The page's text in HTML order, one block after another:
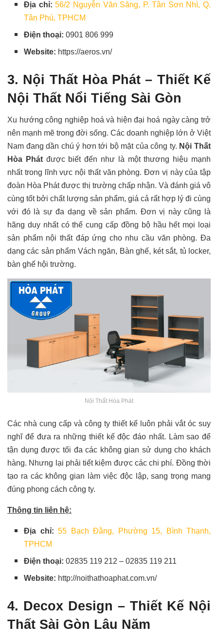
Địa chỉ: 56/2 Nguyễn Văn Săng, P. Tân Sơn Nhì, Q.
Tân Phú, TPHCM
Điện thoại: 0901 806 999
Website: https://aeros.vn/
3. Nội Thất Hòa Phát – Thiết Kế
Nội Thất Nổi Tiếng Sài Gòn
Xu hướng công nghiệp hoá và hiện đại hoá ngày càng trở
nên mạnh mẽ trong đời sống. Các doanh nghiệp lớn ở Việt
Nam đang dần chú ý hơn tới bộ mặt của công ty. Nội Thất
Hòa Phátđược biết đến như là một thương hiệu mạnh
nhất trong lĩnh vực nội thất văn phòng. Đơn vị này của tập
đoàn Hòa Phát được thị trường chấp nhận. Và đánh giá vô
cùng tốt bởi chất lượng sản phẩm, giá cả rất hợp lý đi cùng
với đó là sự đa dạng về sản phẩm. Đơn vị này cũng là
hãng duy nhất có thể cung cấp đồng bộ hầu hết mọi loại
sản phẩm nội thất đáp ứng cho nhu cầu văn phòng. Đa
dạng các sản phẩm Vách ngăn, Bàn ghế, két sắt, tủ locker,
bàn ghế hội trường.
Nội Thất Hòa Phát
Các nhà cung cấp và công ty thiết kế luôn phải vắt óc suy
nghĩ để đưa ra những thiết kế độc đáo nhất. Làm sao để
tận dụng được tối đa các không gian sử dụng cho khách
hàng. Nhưng lại phải tiết kiệm được các chi phí. Đồng thời
tạo ra các không gian làm việc độc lập, sang trọng mang
đúng phong cách công ty.
Thông tin liên hệ:
Địa chỉ: 55 Bạch Đằng, Phường 15, Bình Thạnh,
TPHCM
Điện thoại: 02835 119 212 – 02835 119 211
Website: http://noithathoaphat.com.vn/
4. Decox Design – Thiết Kế Nội
Thất Sài Gòn Lâu Năm